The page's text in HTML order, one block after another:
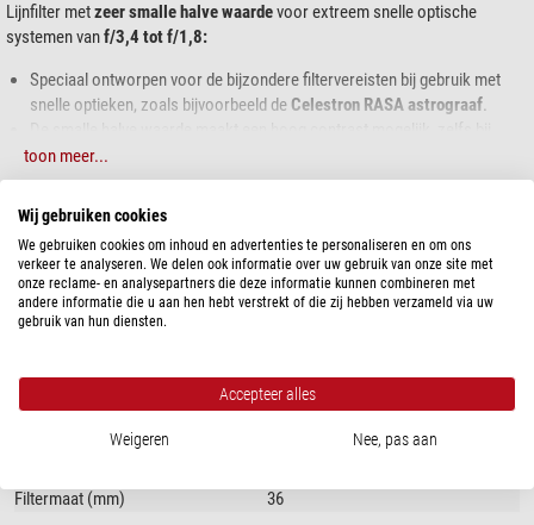
Lijnfilter metzeer smalle halve waardevoor extreem snelle optische
systemen vanf/3,4 tot f/1,8:
Speciaal ontworpen voor de bijzondere filtervereisten bij gebruik met
snelle optieken, zoals bijvoorbeeld deCelestron RASA astrograaf.
sterke lichtvervuiling, minimaliseert de stergrootte en maakt de fijnste
neveldetails zichtbaar – onmisbaar bij een Bortle 9/8/7/(6) hemel.
DeCMOS-geoptimaliseerde filters
verhoogd contrast
smallere halfwaardes (FWHM)
Reflex-Blocker™-coatings
, voor maximale ongevoeligheid voor retro-
FWHM voor elke filtercategorie zorgvuldig ontworpen om 1:1:1-
belichting mogelijk te maken, afgestemd op typische CMOS-
kwantumefficiëntie en signaal-ruisverhouding
voor homofocaliteit
rondom, met filterfrontindicator in de vorm van een zwarte
toon meer...
SPECIFICATIES
Capaciteit
Centrale golflengte (nm)
Aluminium
Filtermaat (mm)
36
Wij gebruiken cookies
We gebruiken cookies om inhoud en advertenties te personaliseren en om ons
verkeer te analyseren. We delen ook informatie over uw gebruik van onze site met
onze reclame- en analysepartners die deze informatie kunnen combineren met
andere informatie die u aan hen hebt verstrekt of die zij hebben verzameld via uw
gebruik van hun diensten.
Accepteer alles
Weigeren Nee, pas aan